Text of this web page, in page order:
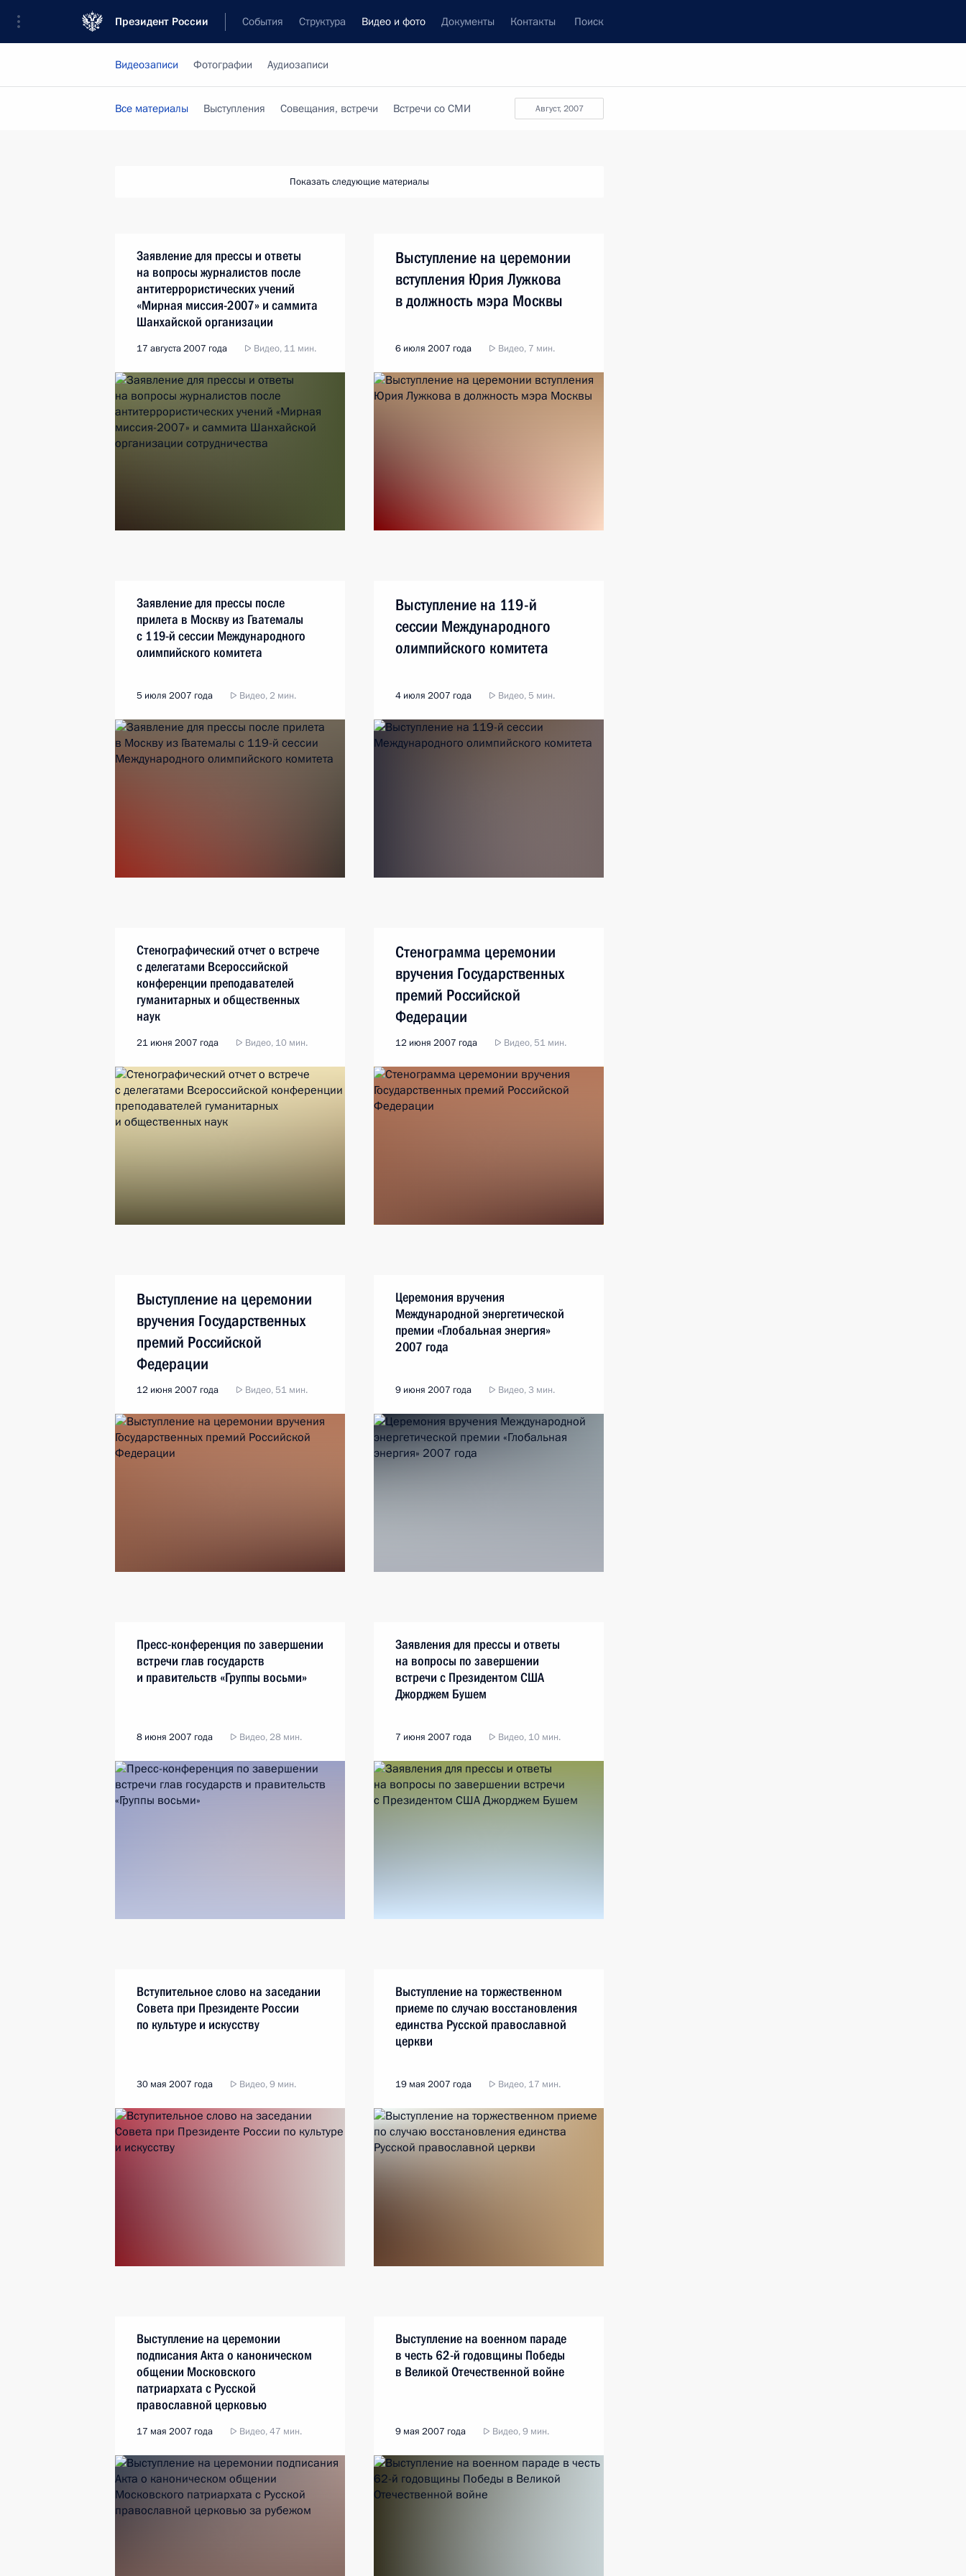
Президент России События Структура Видео и фото Документы Контакты Поиск
Видеозаписи Фотографии Аудиозаписи
август, 2007
Все материалы Выступления Совещания, встречи Встречи со СМИ
Показать следующие материалы
Заявление для прессы и ответы
на вопросы журналистов после
антитеррористических учений
«Мирная миссия-2007» и саммита
Шанхайской организации
17 августа 2007 года Видео, 11 мин.
Выступление на церемонии
вступления Юрия Лужкова
в должность мэра Москвы
6 июля 2007 года Видео, 7 мин.
Заявление для прессы после
прилета в Москву из Гватемалы
с 119-й сессии Международного
олимпийского комитета
5 июля 2007 года Видео, 2 мин.
Выступление на 119-й
сессии Международного
олимпийского комитета
4 июля 2007 года Видео, 5 мин.
Стенографический отчет о встрече
с делегатами Всероссийской
конференции преподавателей
гуманитарных и общественных
наук
21 июня 2007 года Видео, 10 мин.
Стенограмма церемонии
вручения Государственных
премий Российской
Федерации
12 июня 2007 года Видео, 51 мин.
Выступление на церемонии
вручения Государственных
премий Российской
Федерации
12 июня 2007 года Видео, 51 мин.
Церемония вручения
Международной энергетической
премии «Глобальная энергия»
2007 года
9 июня 2007 года Видео, 3 мин.
Пресс-конференция по завершении
встречи глав государств
и правительств «Группы восьми»
8 июня 2007 года Видео, 28 мин.
Заявления для прессы и ответы
на вопросы по завершении
встречи с Президентом США
Джорджем Бушем
7 июня 2007 года Видео, 10 мин.
Вступительное слово на заседании
Совета при Президенте России
по культуре и искусству
30 мая 2007 года Видео, 9 мин.
Выступление на торжественном
приеме по случаю восстановления
единства Русской православной
церкви
19 мая 2007 года Видео, 17 мин.
Выступление на церемонии
подписания Акта о каноническом
общении Московского
патриархата с Русской
православной церковью
17 мая 2007 года Видео, 47 мин.
Выступление на военном параде
в честь 62-й годовщины Победы
в Великой Отечественной войне
9 мая 2007 года Видео, 9 мин.